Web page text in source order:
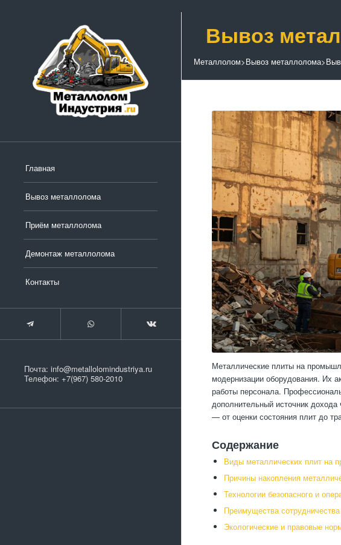
Главная
Вывоз металлолома
Приём металлолома
Демонтаж металлолома
Контакты
Почта: info@metallolomindustriya.ru
Телефон: +7(967) 580-2010
Вывоз
Металлолом>Вывоз металлолома>
Металлические плиты на
модернизации оборудования. Их
работы персонала.
дополнительный источник
— от оценки состояния плит до
Содержание
Виды металлических плит на
Причины накопления
Технологии безопасного и
Преимущества
Экологические и правовые